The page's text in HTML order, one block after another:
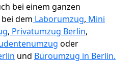
bei einem ganzen
dem Laborumzug, Mini
, Privatumzug Berlin,
oder
und Büroumzug in Berlin.